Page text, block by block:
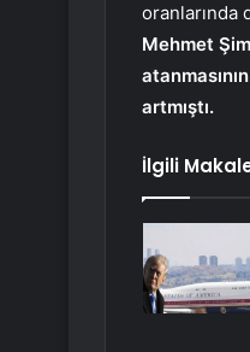
oranlarında
Mehmet
artmıştı.
İlgili